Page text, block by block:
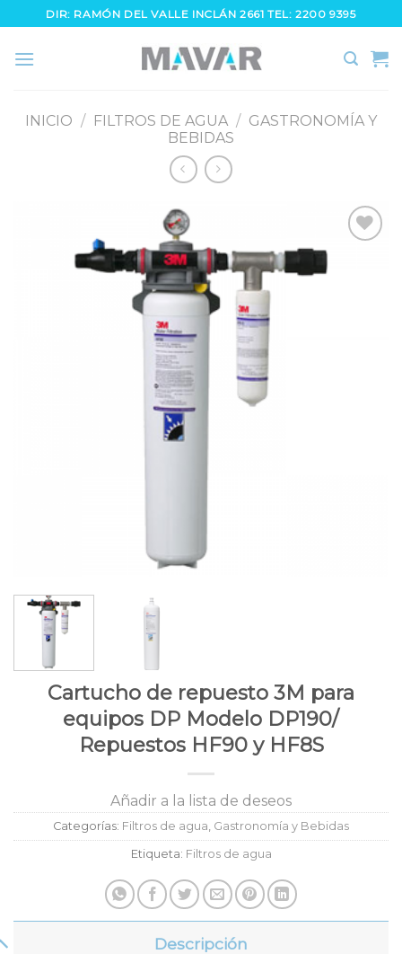
to
content
DIR: RAMÓN DEL VALLE INCLÁN 2661 TEL: 2200 9395
INICIO / FILTROS DE AGUA / GASTRONOMÍA Y
BEBIDAS
Cartucho de repuesto 3M para
equipos DP Modelo DP190/
Repuestos HF90 y HF8S
Añadir a la lista de deseos
Categorías: Filtros de agua, Gastronomía y Bebidas
Etiqueta: Filtros de agua
Descripción